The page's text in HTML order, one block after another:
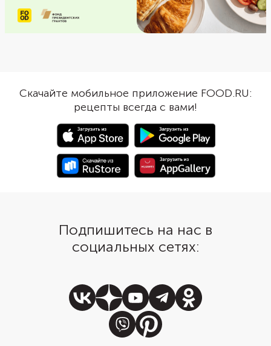
Скачайте мобильное приложение FOOD.RU:
рецепты всегда с вами!
Подпишитесь на нас в
социальных сетях: